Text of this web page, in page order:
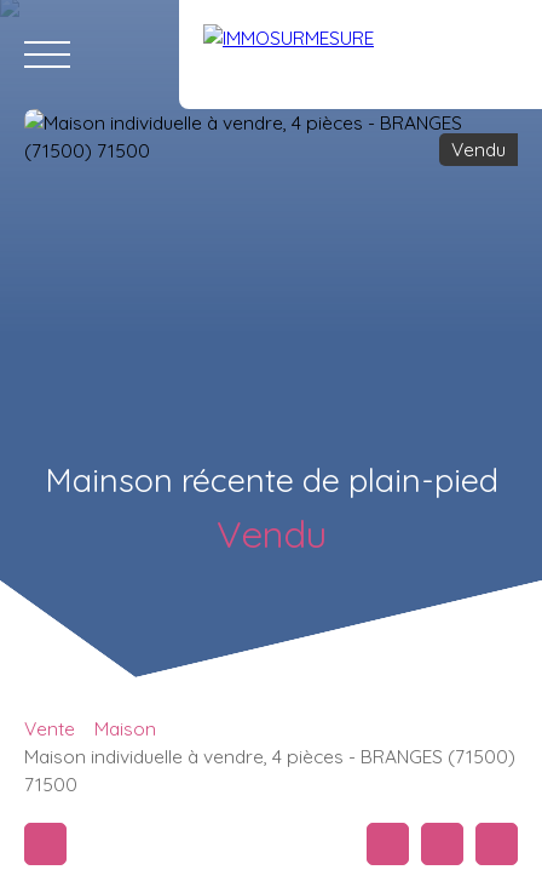
Vendu
Mainson récente de plain-pied
Vendu
Vente
Maison
Maison individuelle à vendre, 4 pièces - BRANGES (71500)
71500